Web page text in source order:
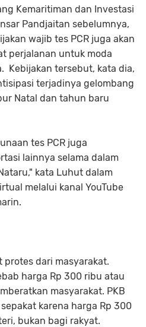
Kemaritiman dan Investasi
Pandjaitan sebelumnya,
wajib tes PCR juga akan
perjalanan untuk moda
Kebijakan tersebut, kata dia,
terjadinya gelombang
Natal dan tahun baru
tes PCR juga
lainnya selama dalam
kata Luhut dalam
melalui kanal YouTube
protes dari masyarakat.
harga Rp 300 ribu atau
masyarakat. PKB
karena harga Rp 300
bukan bagi rakyat.